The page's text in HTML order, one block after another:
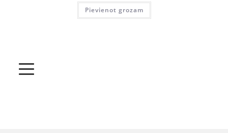
Pievienot grozam